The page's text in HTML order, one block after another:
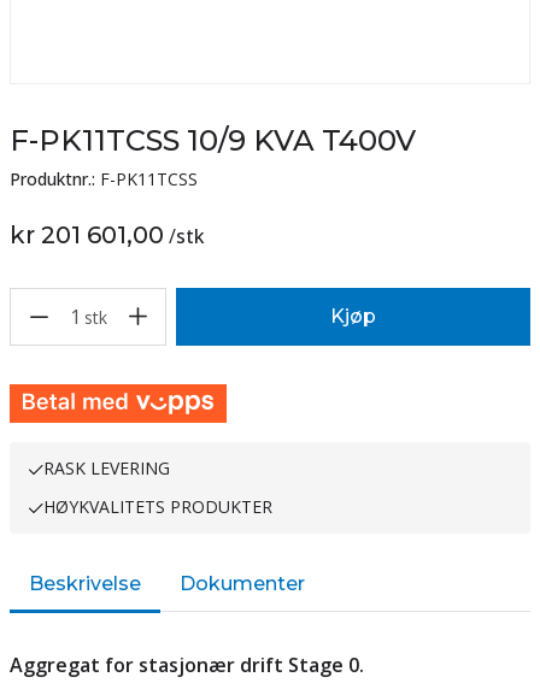
F-PK11TCSS 10/9 KVA T400V
Produktnr.: F-PK11TCSS
kr 201 601,00 /stk
1 stk Kjøp
RASK LEVERING
HØYKVALITETS PRODUKTER
Beskrivelse Dokumenter
Aggregat for stasjonær drift Stage 0.